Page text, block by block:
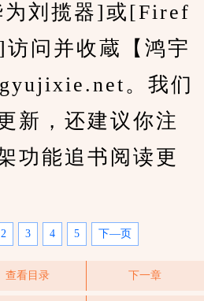
为刘揽器]或[Firef
问并收蔵【鸿宇
。我们
新，还建议你注
功能追书阅读更
2 3 4 5 下—页
查看目录 下一章